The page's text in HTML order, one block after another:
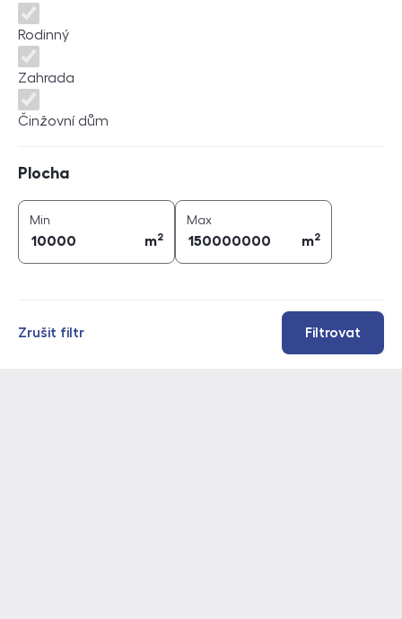
Rodinný
Zahrada
Činžovní dům
Plocha
Min
m2
Maxplocha (
m2
Filtrovat
Zrušit filtr